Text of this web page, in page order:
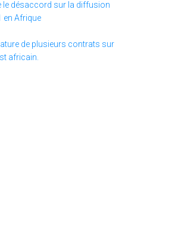
le désaccord sur la diffusion
en Afrique
de plusieurs contrats sur
africain.